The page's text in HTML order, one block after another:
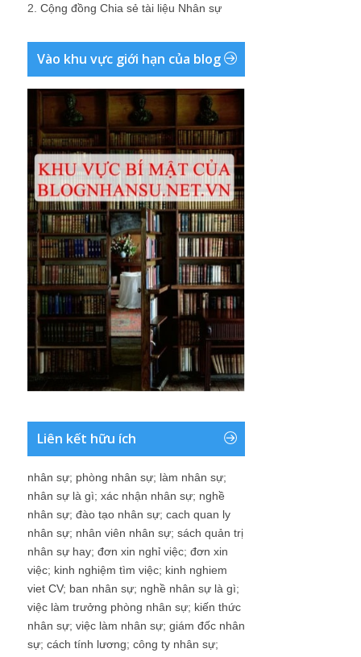
2. Cộng đồng Chia sẻ tài liệu Nhân sự
Vào khu vực giới hạn của blog
Liên kết hữu ích
nhân sự; phòng nhân sự; làm nhân sự;
nhân sự là gì; xác nhận nhân sự; nghề
nhân sự; đào tạo nhân sự; cach quan ly
nhân sự; nhân viên nhân sự; sách quản trị
nhân sự hay; đơn xin nghỉ việc; đơn xin
việc; kinh nghiệm tìm việc; kinh nghiem
viet CV; ban nhân sự; nghề nhân sự là gì;
việc làm trưởng phòng nhân sự; kiến thức
nhân sự; việc làm nhân sự; giám đốc nhân
sự; cách tính lương; công ty nhân sự;